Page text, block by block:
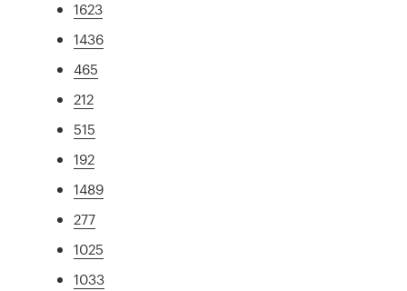
1623
1436
465
212
515
192
1489
277
1025
1033